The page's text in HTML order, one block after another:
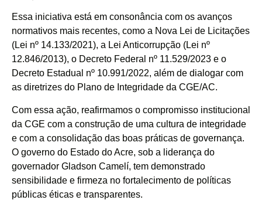
Essa iniciativa está em consonância com os avanços
normativos mais recentes, como a Nova Lei de Licitações
(Lei nº 14.133/2021), a Lei Anticorrupção (Lei nº
12.846/2013), o Decreto Federal nº 11.529/2023 e o
Decreto Estadual nº 10.991/2022, além de dialogar com
as diretrizes do Plano de Integridade da CGE/AC.
Com essa ação, reafirmamos o compromisso institucional
da CGE com a construção de uma cultura de integridade
e com a consolidação das boas práticas de governança.
O governo do Estado do Acre, sob a liderança do
governador Gladson Camelí, tem demonstrado
sensibilidade e firmeza no fortalecimento de políticas
públicas éticas e transparentes.